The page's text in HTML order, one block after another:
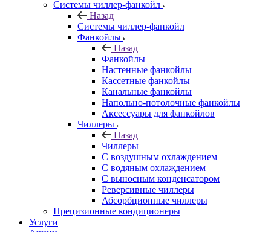
Системы чиллер-фанкойл
Назад
Системы чиллер-фанкойл
Фанкойлы
Назад
Фанкойлы
Настенные фанкойлы
Кассетные фанкойлы
Канальные фанкойлы
Напольно-потолочные фанкойлы
Аксессуары для фанкойлов
Чиллеры
Назад
Чиллеры
С воздушным охлаждением
С водяным охлаждением
С выносным конденсатором
Реверсивные чиллеры
Абсорбционные чиллеры
Прецизионные кондиционеры
Услуги